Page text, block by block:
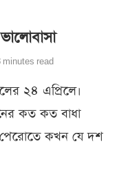
minutes read
২৪ এপ্রিলে।
কত কত বাধা
পেরোতে কখন যে দশ